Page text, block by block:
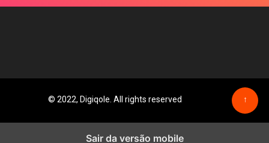
© 2022, Digiqole. All rights reserved ↑
Sair da versão mobile